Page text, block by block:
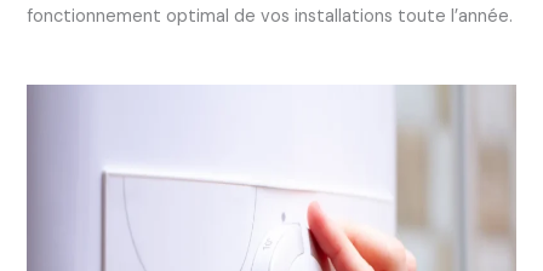
fonctionnement optimal de vos installations toute l’année.